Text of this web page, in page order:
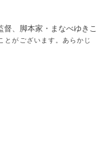
、脚本家・まなべゆきこ
がございます。あらかじ